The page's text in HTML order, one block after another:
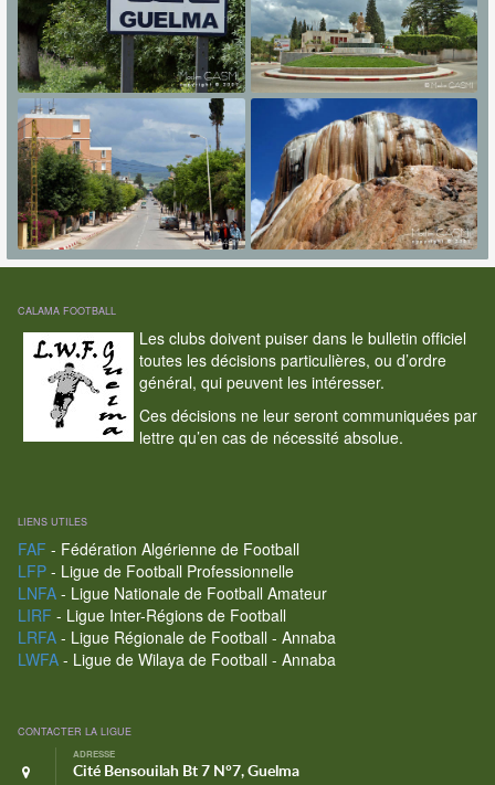
CALAMA FOOTBALL
Les clubs doivent puiser dans le bulletin officiel
toutes les décisions particulières, ou d’ordre
général, qui peuvent les intéresser.
Ces décisions ne leur seront communiquées par
lettre qu’en cas de nécessité absolue.
LIENS UTILES
FAF - Fédération Algérienne de Football
LFP- Ligue de Football Professionnelle
LNFA- Ligue Nationale de Football Amateur
LIRF - Ligue Inter-Régions de Football
LRFA- Ligue Régionale de Football - Annaba
LWFA- Ligue de Wilaya de Football - Annaba
CONTACTER LA LIGUE
ADRESSE
Cité Bensouilah Bt 7 N°7, Guelma